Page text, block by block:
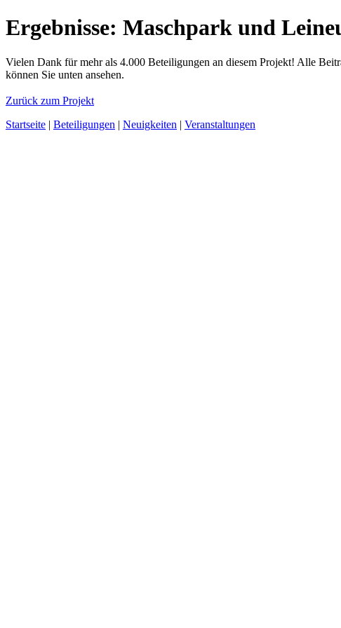
Ergebnisse: Maschpark und
Vielen Dank für mehr als 4.000 Beteiligungen an diesem Projekt! Alle
können Sie unten ansehen.
Zurück zum Projekt
Startseite | Beteiligungen | Neuigkeiten | Veranstaltungen